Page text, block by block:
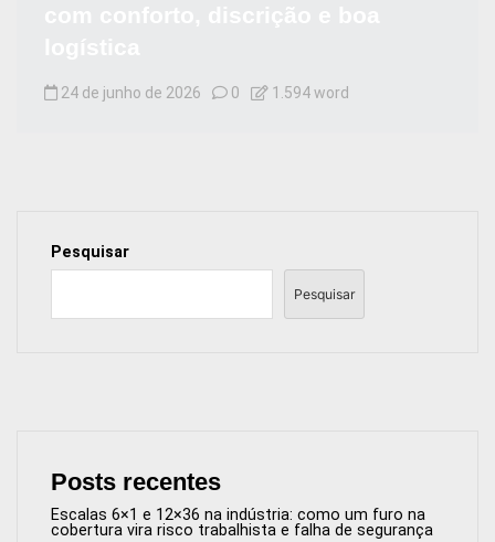
24 de junho de 2026 0 1.594 word
Pesquisar
Pesquisar
Posts recentes
Escalas 6×1 e 12×36 na indústria: como um furo na
cobertura vira risco trabalhista e falha de segurança